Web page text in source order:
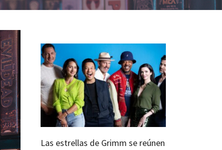
Las estrellas de Grimm se reúnen